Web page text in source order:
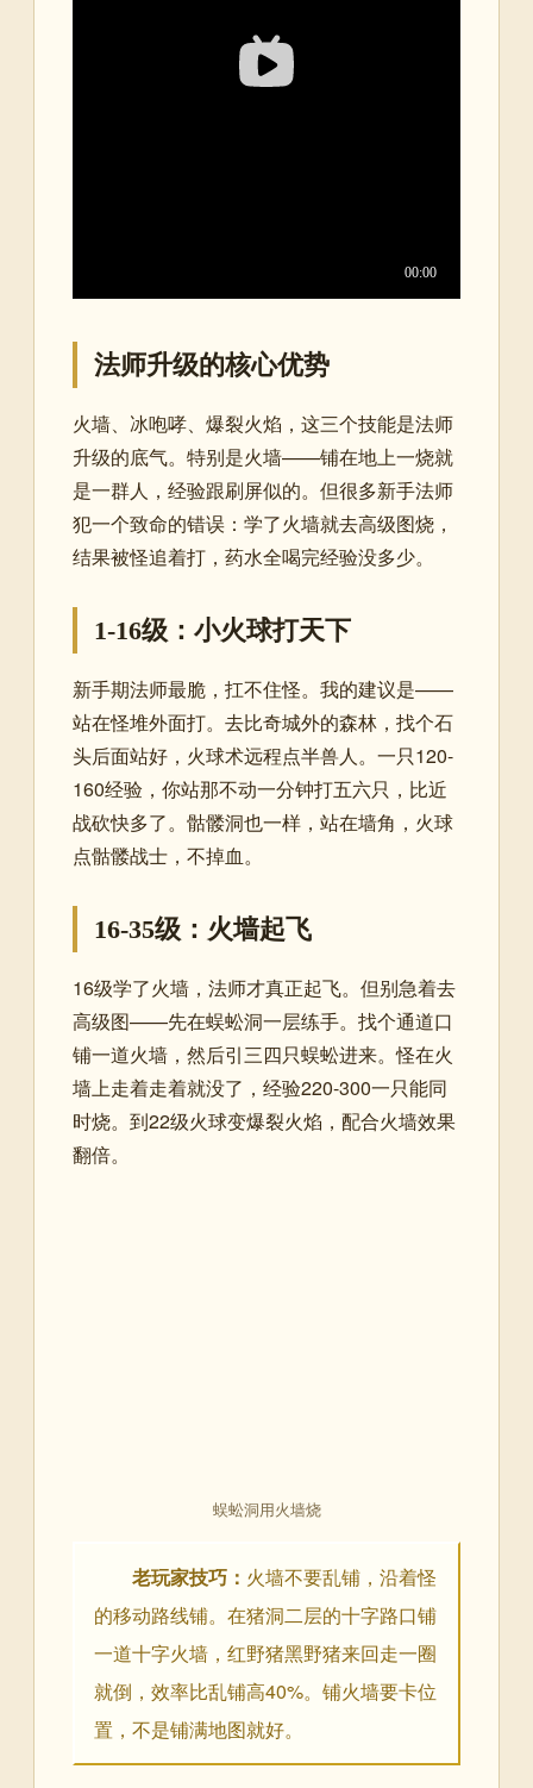
法师升级的核心优势
火墙、冰咆哮、爆裂火焰，这三个技能是法师
升级的底气。特别是火墙——铺在地上一烧就
是一群人，经验跟刷屏似的。但很多新手法师
犯一个致命的错误：学了火墙就去高级图烧，
结果被怪追着打，药水全喝完经验没多少。
1-16级：小火球打天下
新手期法师最脆，扛不住怪。我的建议是——
站在怪堆外面打。去比奇城外的森林，找个石
头后面站好，火球术远程点半兽人。一只120-
160经验，你站那不动一分钟打五六只，比近
战砍快多了。骷髅洞也一样，站在墙角，火球
点骷髅战士，不掉血。
16-35级：火墙起飞
16级学了火墙，法师才真正起飞。但别急着去
高级图——先在蜈蚣洞一层练手。找个通道口
铺一道火墙，然后引三四只蜈蚣进来。怪在火
墙上走着走着就没了，经验220-300一只能同
时烧。到22级火球变爆裂火焰，配合火墙效果
翻倍。
蜈蚣洞用火墙烧
老玩家技巧： 火墙不要乱铺，沿着怪
的移动路线铺。在猪洞二层的十字路口铺
一道十字火墙，红野猪黑野猪来回走一圈
就倒，效率比乱铺高40%。铺火墙要卡位
置，不是铺满地图就好。